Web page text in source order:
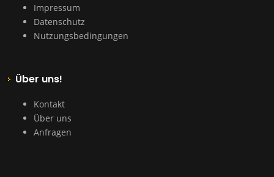
Impressum
Datenschutz
Nutzungsbedingungen
Über uns!
Kontakt
Über uns
Anfragen